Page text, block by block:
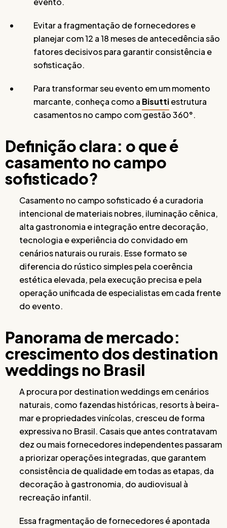
Evitar a fragmentação de fornecedores e
planejar com 12 a 18 meses de antecedência são
fatores decisivos para garantir consistência e
sofisticação.
Para transformar seu evento em um momento
marcante, conheça como a Bisuttiestrutura
casamentos no campo com gestão 360°.
Definição clara: o que é
casamento no campo
sofisticado?
Casamento no campo sofisticado é a curadoria
intencional de materiais nobres, iluminação cênica,
alta gastronomia e integração entre decoração,
tecnologia e experiência do convidado em
cenários naturais ou rurais. Esse formato se
diferencia do rústico simples pela coerência
estética elevada, pela execução precisa e pela
operação unificada de especialistas em cada frente
do evento.
Panorama de mercado:
crescimento dos destination
weddings no Brasil
A procura por destination weddings em cenários
naturais, como fazendas históricas, resorts à beira-
mar e propriedades vinícolas, cresceu de forma
expressiva no Brasil. Casais que antes contratavam
dez ou mais fornecedores independentes passaram
a priorizar operações integradas, que garantem
consistência de qualidade em todas as etapas, da
decoração à gastronomia, do audiovisual à
recreação infantil.
Essa fragmentação de fornecedores é apontada